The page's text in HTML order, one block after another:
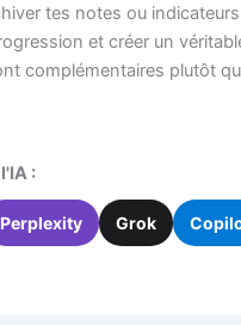
tes notes ou
et créer un
complémentaires plutôt
:
Perplexity Grok